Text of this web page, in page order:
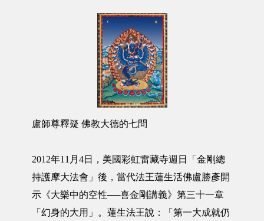
盧師尊釋疑 佛教大德的七問
2012年11月4日，美國彩虹雷藏寺週日「金剛總
持護摩大法會」後，當代法王蓮生活佛盧勝彥開
示《大樂中的空性──喜金剛講義》第三十一章
「幻身的大用」。蓮生法王說：「第一大成就仍